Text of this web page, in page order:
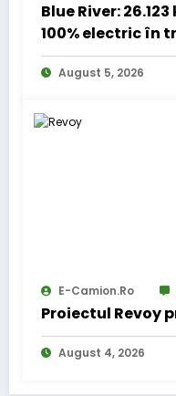
Blue River:
100% electric în
internațional
August 5, 2026
E-Camion.ro
Proiectul Revoy
August 4, 2026